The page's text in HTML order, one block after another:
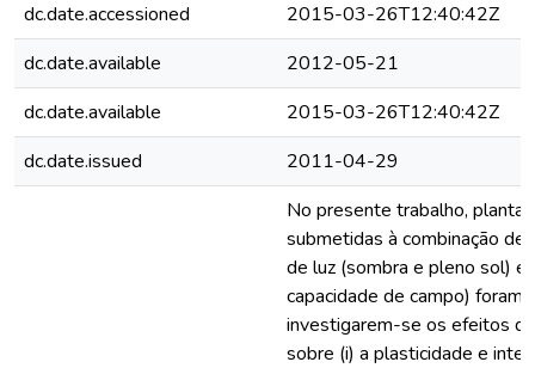
dc.date.accessioned
2015-03-26T12:40:42Z
dc.date.available
2012-05-21
dc.date.available
2015-03-26T12:40:42Z
dc.date.issued
2011-04-29
No presente trabalho,
submetidas à combinação
de luz (sombra e pleno sol) e
capacidade de campo) foram
investigarem-se os efeitos
sobre (i) a plasticidade e